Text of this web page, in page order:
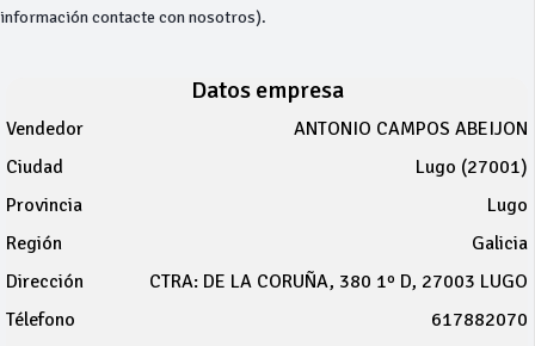
información contacte con nosotros).
Datos empresa
Vendedor
ANTONIO CAMPOS ABEIJON
Ciudad
Lugo (27001)
Provincia
Lugo
Región
Galicia
Dirección
CTRA: DE LA CORUÑA, 380 1º D, 27003 LUGO
Télefono
617882070